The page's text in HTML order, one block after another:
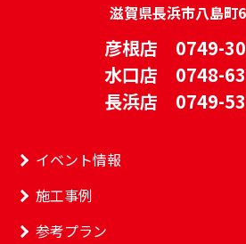
滋賀県長浜市八島町
彦根店 0749-
水口店 0748-
長浜店 0749-
イベント情報
施工事例
参考プラン